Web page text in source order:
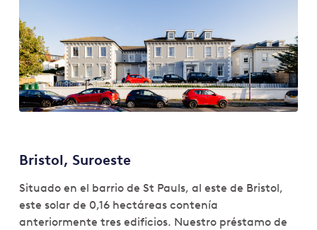
Bristol, Suroeste
Situado en el barrio de St Pauls, al este de Bristol,
este solar de 0,16 hectáreas contenía
anteriormente tres edificios. Nuestro préstamo de